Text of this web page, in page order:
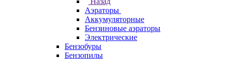
Аэраторы
Аккумуляторные
Бензиновые аэраторы
Электрические
Бензобуры
Бензопилы